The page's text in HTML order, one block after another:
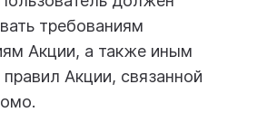
требованиям
Акции, а также иным
Акции, связанной